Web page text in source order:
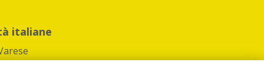
italiane